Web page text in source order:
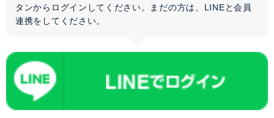
タンからログインしてください。まだの方は、 LINEと会員
連携をしてください。